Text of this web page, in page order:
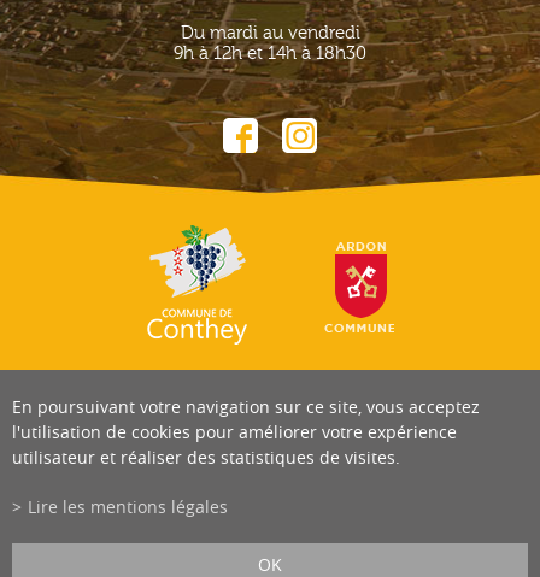
Du mardi au vendredi
9h à 12h et 14h à 18h30
En poursuivant votre navigation sur ce site, vous acceptez
l'utilisation de cookies pour améliorer votre expérience
utilisateur et réaliser des statistiques de visites.
Lire les mentions légales
OK